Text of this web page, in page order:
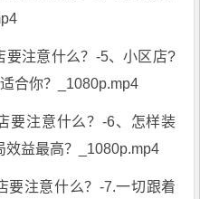
要注意什么？-5、小区店?
合你？_1080p.mp4
要注意什么？-6、怎样装
效益最高？_1080p.mp4
要注意什么？-7.一切跟着